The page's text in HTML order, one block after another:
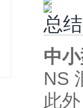
总结
中
NS
此